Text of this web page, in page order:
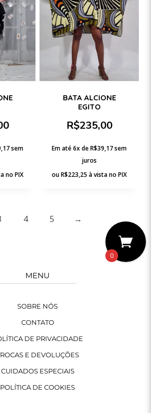
sem
no PIX
BATA ALCIONE
EGITO
R$235,00
Em até 6x deR$39,17sem
juros
ouR$223,25 à vista no PIX
4 5 →
MENU
SOBRE NÓS
CONTATO
DE PRIVACIDADE
E DEVOLUÇÕES
CUIDADOS ESPECIAIS
POLÍTICA DE COOKIES
0